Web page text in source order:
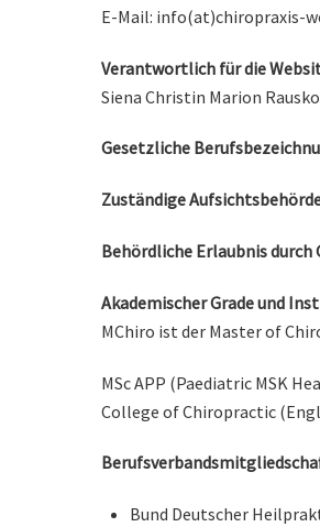
E-Mail: info(at)chiropraxis-
Verantwortlich für die
Siena Christin Marion
Gesetzliche
Zuständige
Behördliche Erlaubnis durch
Akademischer Grade und
MChiro ist der Master of
MSc APP (Paediatric MSK
College of Chiropractic
Bund Deutscher